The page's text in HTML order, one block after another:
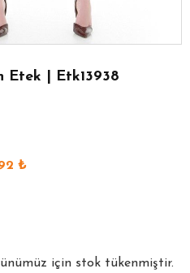
Etek | Etk13938
₺
için stok tükenmiştir.